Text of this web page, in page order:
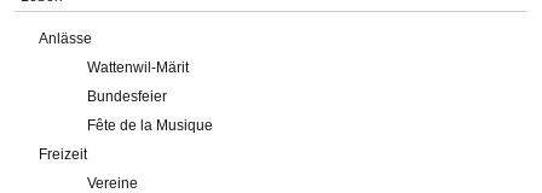
Anlässe
Wattenwil-Märit
Bundesfeier
Fête de la Musique
Freizeit
Vereine